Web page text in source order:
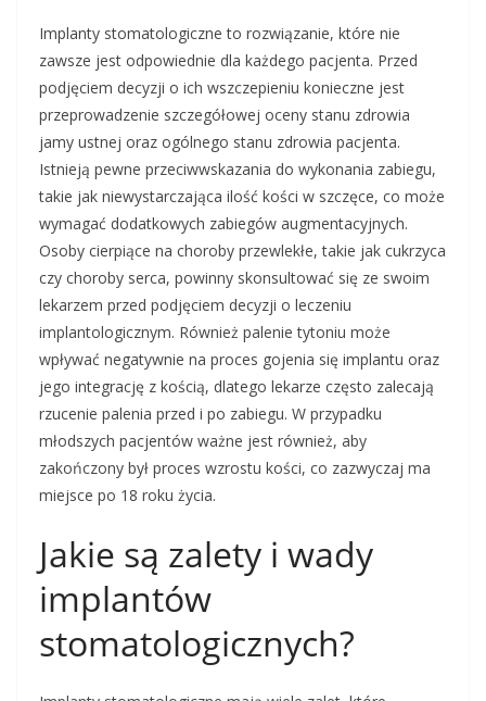
Implanty stomatologiczne to rozwiązanie, które nie
zawsze jest odpowiednie dla każdego pacjenta. Przed
podjęciem decyzji o ich wszczepieniu konieczne jest
przeprowadzenie szczegółowej oceny stanu zdrowia
jamy ustnej oraz ogólnego stanu zdrowia pacjenta.
Istnieją pewne przeciwwskazania do wykonania zabiegu,
takie jak niewystarczająca ilość kości w szczęce, co może
wymagać dodatkowych zabiegów augmentacyjnych.
Osoby cierpiące na choroby przewlekłe, takie jak cukrzyca
czy choroby serca, powinny skonsultować się ze swoim
lekarzem przed podjęciem decyzji o leczeniu
implantologicznym. Również palenie tytoniu może
wpływać negatywnie na proces gojenia się implantu oraz
jego integrację z kością, dlatego lekarze często zalecają
rzucenie palenia przed i po zabiegu. W przypadku
młodszych pacjentów ważne jest również, aby
zakończony był proces wzrostu kości, co zazwyczaj ma
miejsce po 18 roku życia.
Jakie są zalety i wady
implantów
stomatologicznych?